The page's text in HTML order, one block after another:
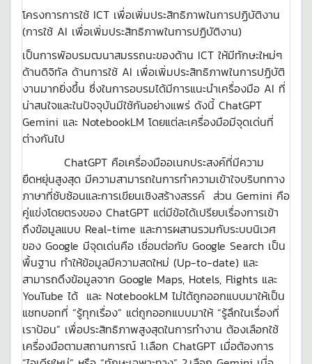
โครงการการใช้ ICT เพื่อเพิ่มประสิทธิภาพในการปฏิบัติงาน
(การใช้ AI เพื่อเพิ่มประสิทธิภาพในการปฏิบัติงาน)
เป็นการพัอบรมฒนาสมรรถนะของด้าน ICT ให้มีทักษะใหม่ๆ
ด้านดิจิทัล ด้านการใช้ AI เพื่อเพิ่มประสิทธิภาพในการปฏิบัติ
งานมากยิ่งขึ้น ซึ่งในการอบรมได้มีการแนะนำเครื่องมือ AI ที่
น่าสนใจและในปัจจุบันมีใช้กันอย่างแพร่ ดังนี้ ChatGPT
Gemini และ NotebookLM โดยแต่ละเครื่องมือมีจุดเด่นที่
ต่างกันไป
ChatGPT คือเครื่องมืออเนกประสงค์ที่มีความ
ยืดหยุ่นสูงสุด มีความสามารถในการทำความเข้าใจบริบททาง
ภาษาที่ซับซ้อนและการเขียนเชิงสร้างสรรค์ ส่วน Gemini คือ
คู่แข่งโดยตรงของ ChatGPT แต่มีข้อได้เปรียบเรื่องการเข้า
ถึงข้อมูลแบบ Real-time และการผสานรวมกับระบบนิเวศ
ของ Google มีจุดเด่นคือ เชื่อมต่อกับ Google Search เป็น
พื้นฐาน ทำให้ข้อมูลมีความสดใหม่ (Up-to-date) และ
สามารถดึงข้อมูลจาก Google Maps, Hotels, Flights และ
YouTube ได้ และ NotebookLM ไม่ได้ถูกออกแบบมาให้เป็น
แชทบอทที่ “รู้ทุกเรื่อง” แต่ถูกออกแบบมาให้ “รู้ลึกในเรื่องที่
เราป้อน” เพื่อประสิทธิภาพสูงสุดในการทำงาน ต้องเลือกใช้
เครื่องมือตามสถานการณ์ 1.เลือก ChatGPT เมื่อต้องการ